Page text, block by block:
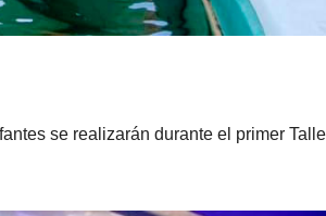
se realizarán durante el primer